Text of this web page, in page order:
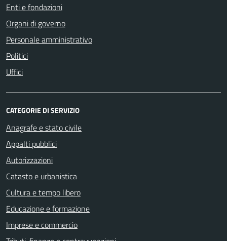
Enti e fondazioni
Organi di governo
Personale amministrativo
Politici
Uffici
CATEGORIE DI SERVIZIO
Anagrafe e stato civile
Appalti pubblici
Autorizzazioni
Catasto e urbanistica
Cultura e tempo libero
Educazione e formazione
Imprese e commercio